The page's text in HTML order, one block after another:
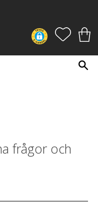
frågor och